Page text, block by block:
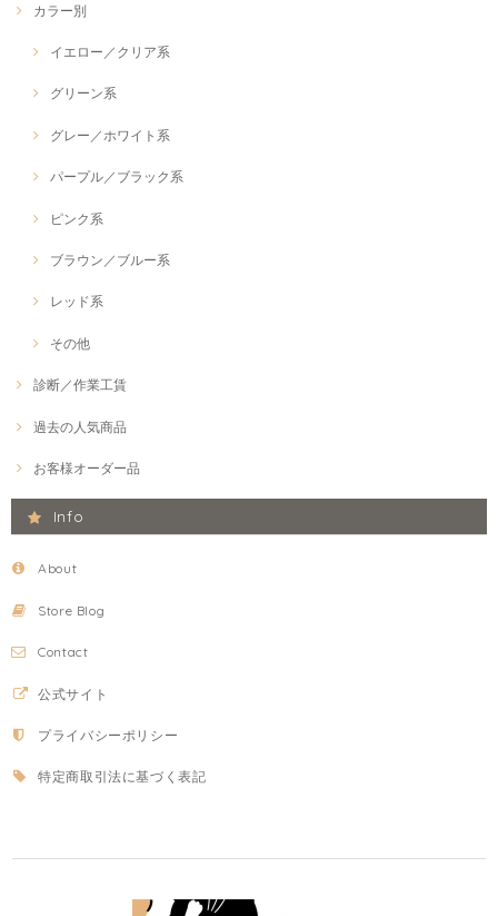
カラー別
イエロー／クリア系
グリーン系
グレー／ホワイト系
パープル／ブラック系
ピンク系
ブラウン／ブルー系
レッド系
その他
診断／作業工賃
過去の人気商品
お客様オーダー品
Info
About
Store Blog
Contact
公式サイト
プライバシーポリシー
特定商取引法に基づく表記